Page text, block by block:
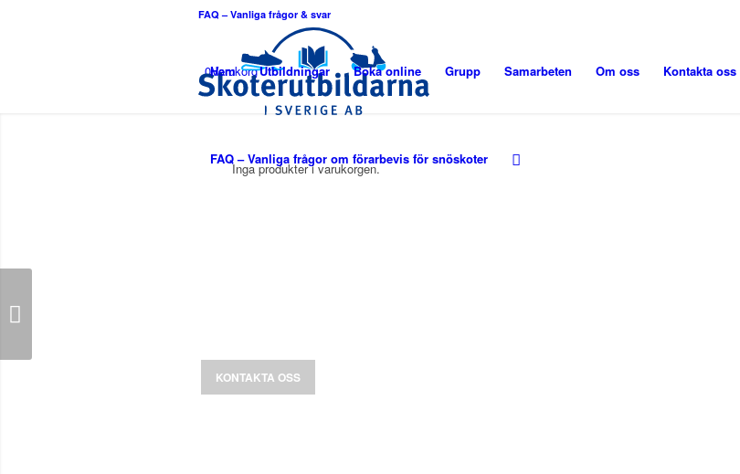
FAQ – Vanliga frågor & svar
Hem Utbildningar Boka online Grupp Samarbeten Om oss Kontakta oss
FAQ – Vanliga frågor om förarbevis för snöskoter
0Varukorg
Inga produkter i varukorgen.
KONTAKTA OSS